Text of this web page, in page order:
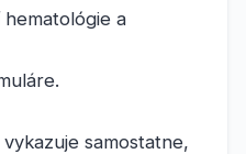
a
vykazuje samostatne,